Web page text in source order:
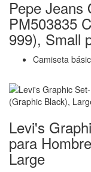
Pepe Jeans
PM503835
999), Small
Camiseta
Levi's
para
Large